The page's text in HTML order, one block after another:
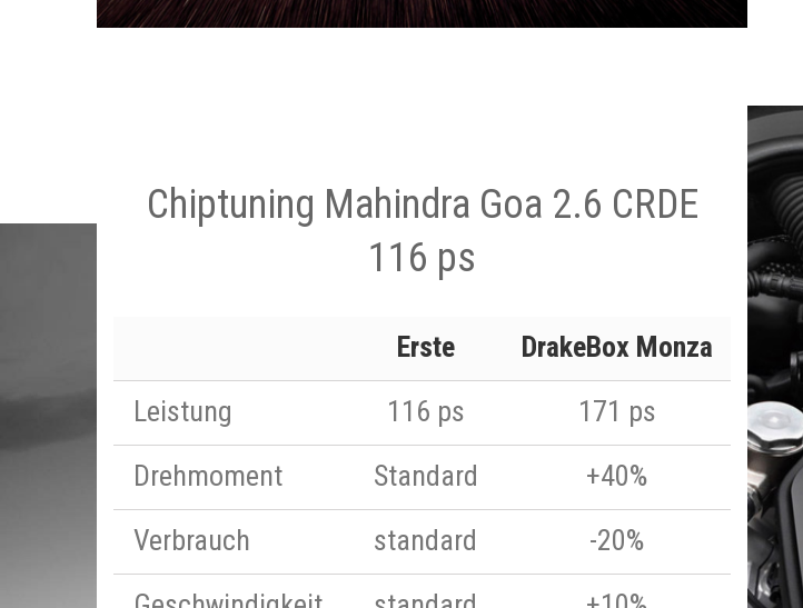
Chiptuning Mahindra Goa 2.6 CRDE
116 ps
Erste
DrakeBox Monza
Leistung
116 ps
171 ps
Drehmoment
Standard
+40%
Verbrauch
standard
-20%